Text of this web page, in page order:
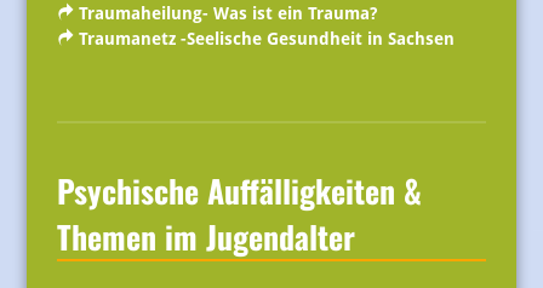
Traumaheilung- Was ist ein Trauma?
Traumanetz -Seelische Gesundheit in Sachsen
Psychische Auffälligkeiten &
Themen im Jugendalter